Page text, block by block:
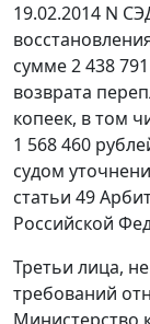
19.02.2014 N
сумме 2 438
возврата
копеек, в том
1 568 460
судом
статьи 49
Российской
Третьи лица,
требований